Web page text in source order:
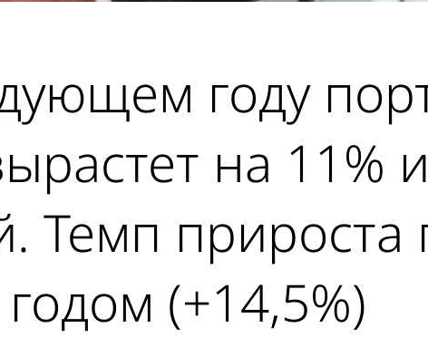
году
на 11% и
Темп прироста
(+14,5%)